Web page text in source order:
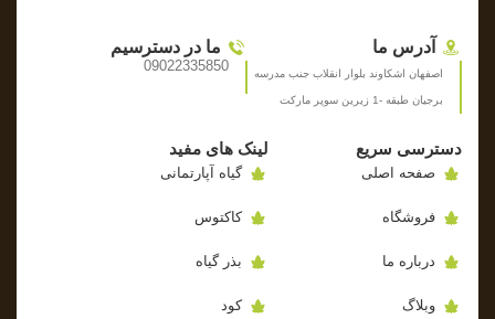
آدرس ما
اصفهان اشکاوند بلوار انقلاب جنب مدرسه
برجیان طبقه -1 زیرین سوپر مارکت
ما در دسترسیم
09022335850
دسترسی سریع
صفحه اصلی
فروشگاه
درباره ما
وبلاگ
لینک های مفید
گیاه آپارتمانی
کاکتوس
بذر گیاه
کود